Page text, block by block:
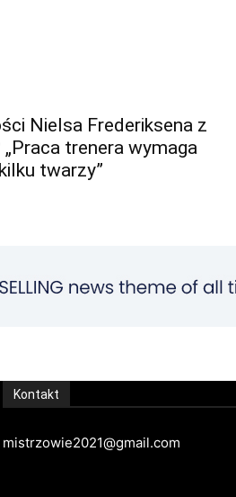
Nielsa Frederiksena z
trenera wymaga
twarzy”
Kontakt
mistrzowie2021@gmail.com